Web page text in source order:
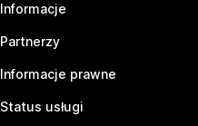
Informacje
Partnerzy
Informacje prawne
Status usługi